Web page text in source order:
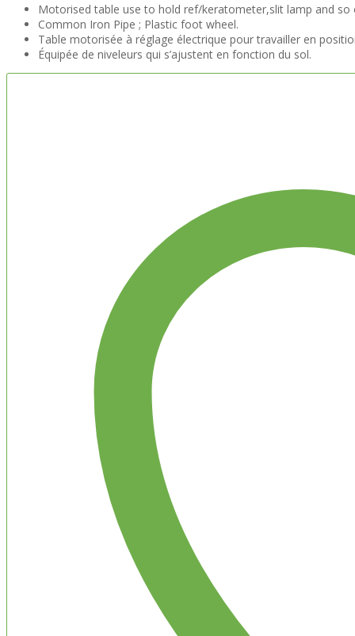
Motorised table use to hold ref/keratometer,slit lamp and so
Common Iron Pipe ; Plastic foot wheel.
Table motorisée à réglage électrique pour travailler en
Équipée de niveleurs qui s’ajustent en fonction du sol.